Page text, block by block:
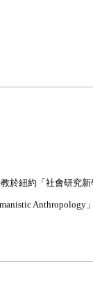
約「社會研究新
Anthropology